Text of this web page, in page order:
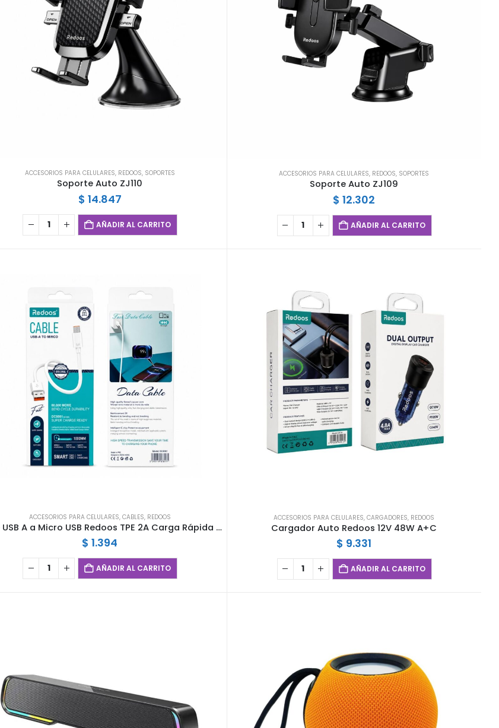
ACCESORIOS PARA CELULARES, REDOOS, SOPORTES
Soporte Auto ZJ110
$ 14.847
AÑADIR AL CARRITO
ACCESORIOS PARA CELULARES, REDOOS, SOPORTES
Soporte Auto ZJ109
$ 12.302
AÑADIR AL CARRITO
ACCESORIOS PARA CELULARES, CABLES, REDOOS
Cable USB A a Micro USB Redoos TPE 2A Carga Rápida Fast Charging Blanco
$ 1.394
AÑADIR AL CARRITO
ACCESORIOS PARA CELULARES,CARGADORES, REDOOS
Cargador Auto Redoos 12V 48W A+C
$ 9.331
AÑADIR AL CARRITO